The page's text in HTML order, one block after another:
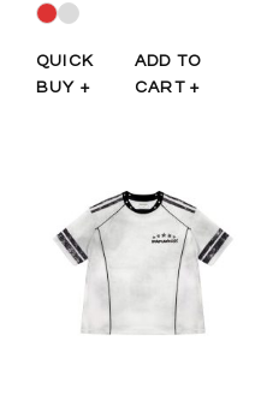
QUICK
BUY +
ADD TO
CART +